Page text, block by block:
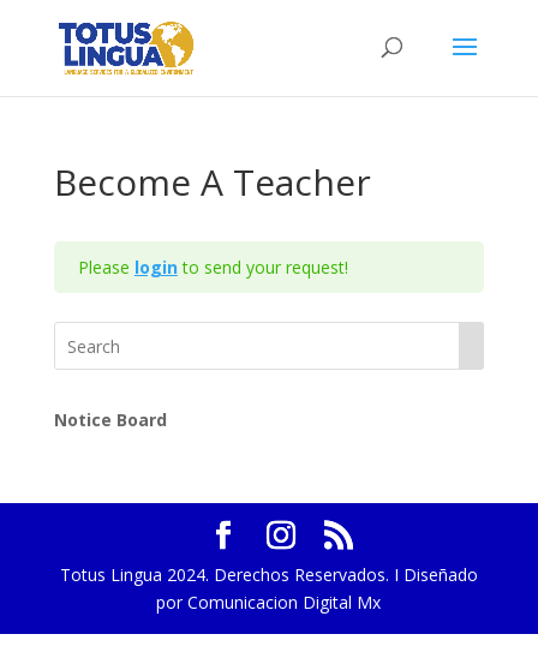
Become A Teacher
Please loginto send your request!
Notice Board
Totus Lingua 2024. Derechos Reservados. I Diseñado
por Comunicacion Digital Mx